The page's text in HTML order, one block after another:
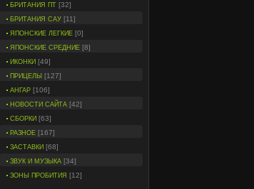
БРИТАНИЯ ПТ [32]
БРИТАНИЯ САУ [11]
ЯПОНСКИЕ ЛЕГКИЕ [0]
ЯПОНСКИЕ СРЕДНИЕ [8]
ИКОНКИ [49]
ПРИЦЕЛЫ [127]
АНГАР [106]
НОВОСТИ САЙТА [42]
СБОРКИ [63]
РАЗНОЕ [167]
ЗАСТАВКИ [68]
ЗВУК И МУЗЫКА [34]
ЗОНЫ ПРОБИТИЯ [12]